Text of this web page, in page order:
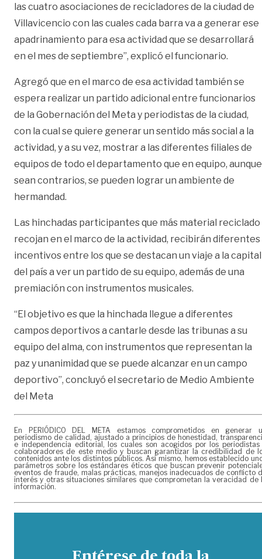
las cuatro asociaciones de recicladores de la ciudad de
Villavicencio con las cuales cada barra va a generar ese
apadrinamiento para esa actividad que se desarrollará
en el mes de septiembre”, explicó el funcionario.
Agregó que en el marco de esa actividad también se
espera realizar un partido adicional entre funcionarios
de la Gobernación del Meta y periodistas de la ciudad,
con la cual se quiere generar un sentido más social a la
actividad, y a su vez, mostrar a las diferentes filiales de
equipos de todo el departamento que en equipo, aunque
sean contrarios, se pueden lograr un ambiente de
hermandad.
Las hinchadas participantes que más material reciclado
recojan en el marco de la actividad, recibirán diferentes
incentivos entre los que se destacan un viaje a la capital
del país a ver un partido de su equipo, además de una
premiación con instrumentos musicales.
“El objetivo es que la hinchada llegue a diferentes
campos deportivos a cantarle desde las tribunas a su
equipo del alma, con instrumentos que representan la
paz y unanimidad que se puede alcanzar en un campo
deportivo”, concluyó el secretario de Medio Ambiente
del Meta
En PERIÓDICO DEL META estamos comprometidos en generar
periodismo de calidad, ajustado a principios de honestidad,
e independencia editorial, los cuales son acogidos por los periodistas
colaboradores de este medio y buscan garantizar la credibilidad de
contenidos ante los distintos públicos. Así mismo, hemos establecido
parámetros sobre los estándares éticos que buscan prevenir
eventos de fraude, malas prácticas, manejos inadecuados de conflicto
interés y otras situaciones similares que comprometan la veracidad de
información.